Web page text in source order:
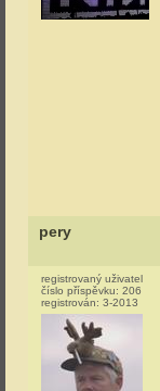
pery
registrovaný uživatel
číslo příspěvku: 206
registrován: 3-2013